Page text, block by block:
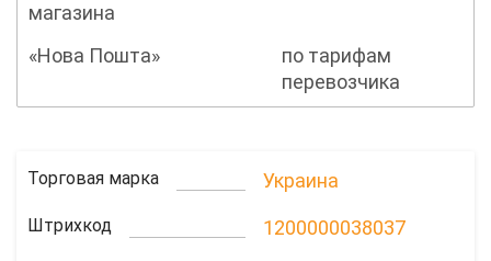
магазина
«Нова Пошта»
по тарифам
перевозчика
Торговая марка Украина
Штрихкод 1200000038037